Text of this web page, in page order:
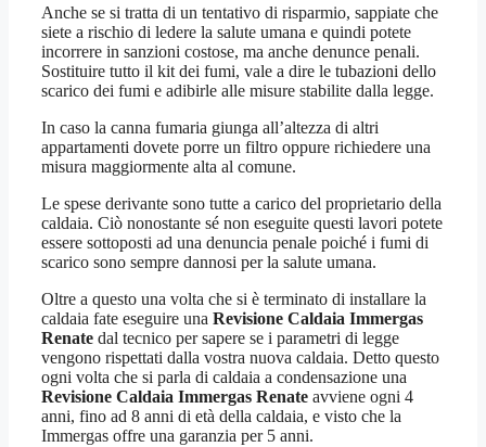
Anche se si tratta di un tentativo di risparmio, sappiate che
siete a rischio di ledere la salute umana e quindi potete
incorrere in sanzioni costose, ma anche denunce penali.
Sostituire tutto il kit dei fumi, vale a dire le tubazioni dello
scarico dei fumi e adibirle alle misure stabilite dalla legge.
In caso la canna fumaria giunga all’altezza di altri
appartamenti dovete porre un filtro oppure richiedere una
misura maggiormente alta al comune.
Le spese derivante sono tutte a carico del proprietario della
caldaia. Ciò nonostante sé non eseguite questi lavori potete
essere sottoposti ad una denuncia penale poiché i fumi di
scarico sono sempre dannosi per la salute umana.
Oltre a questo una volta che si è terminato di installare la
caldaia fate eseguire una Revisione Caldaia Immergas
Renate dal tecnico per sapere se i parametri di legge
vengono rispettati dalla vostra nuova caldaia. Detto questo
ogni volta che si parla di caldaia a condensazione una
Revisione Caldaia Immergas Renate avviene ogni 4
anni, fino ad 8 anni di età della caldaia, e visto che la
Immergas offre una garanzia per 5 anni.